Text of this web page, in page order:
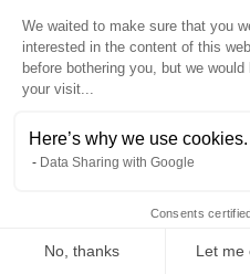
ACV et affichage
1/8/2026 8 mins
L'affichage
environnemental des
We waited to make sure that you
interested in the content of this
before bothering you, but we
your visit...
Here’s why we use cookies.
Data Sharing with Google
Consents
No, thanks Let me